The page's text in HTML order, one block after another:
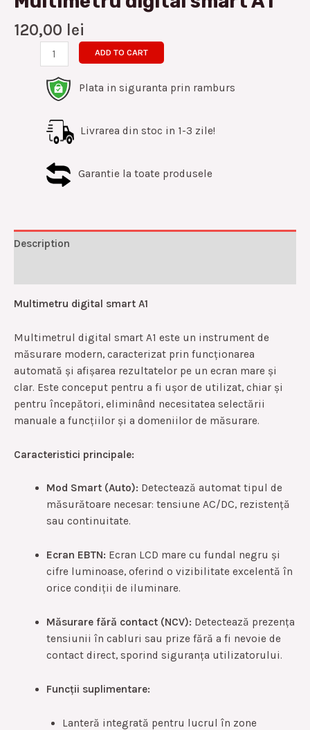
120,00 lei
ADD TO CART
Plata in siguranta prin ramburs
Livrarea din stoc in 1-3 zile!
Garantie la toate produsele
Description
Multimetru digital smart A1
Multimetrul digital smart A1 este un instrument de
măsurare modern, caracterizat prin funcționarea
automată și afișarea rezultatelor pe un ecran mare și
clar. Este conceput pentru a fi ușor de utilizat, chiar și
pentru începători, eliminând necesitatea selectării
manuale a funcțiilor și a domeniilor de măsurare.
Caracteristici principale:
Mod Smart (Auto): Detectează automat tipul de
măsurătoare necesar: tensiune AC/DC, rezistență
sau continuitate.
Ecran EBTN: Ecran LCD mare cu fundal negru și
cifre luminoase, oferind o vizibilitate excelentă în
orice condiții de iluminare.
Măsurare fără contact (NCV): Detectează prezența
tensiunii în cabluri sau prize fără a fi nevoie de
contact direct, sporind siguranța utilizatorului.
Funcții suplimentare:
Lanteră integrată pentru lucrul în zone